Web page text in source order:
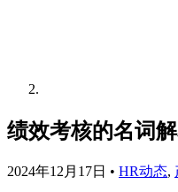
绩效考核的名词
2024年12月17日 • HR动态,